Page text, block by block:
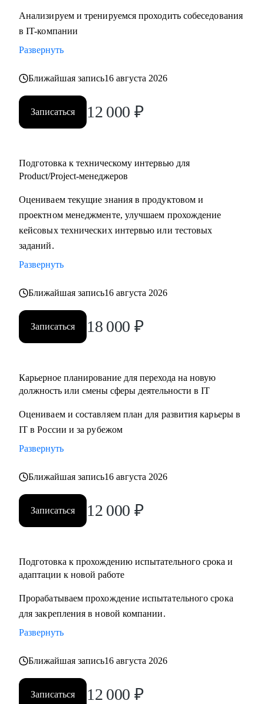
Анализируем и тренируемся проходить собеседования
в IT-компании
Развернуть
Ближайшая запись16 августа 2026
Записаться 12 000 ₽
Подготовка к техническому интервью для
Product/Project-менеджеров
Оцениваем текущие знания в продуктовом и
проектном менеджменте, улучшаем прохождение
кейсовых технических интервью или тестовых
заданий.
Развернуть
Ближайшая запись16 августа 2026
Записаться 18 000 ₽
Карьерное планирование для перехода на новую
должность или смены сферы деятельности в IT
Оцениваем и составляем план для развития карьеры в
IT в России и за рубежом
Развернуть
Ближайшая запись16 августа 2026
Записаться 12 000 ₽
Подготовка к прохождению испытательного срока и
адаптации к новой работе
Прорабатываем прохождение испытательного срока
для закрепления в новой компании.
Развернуть
Ближайшая запись16 августа 2026
Записаться 12 000 ₽